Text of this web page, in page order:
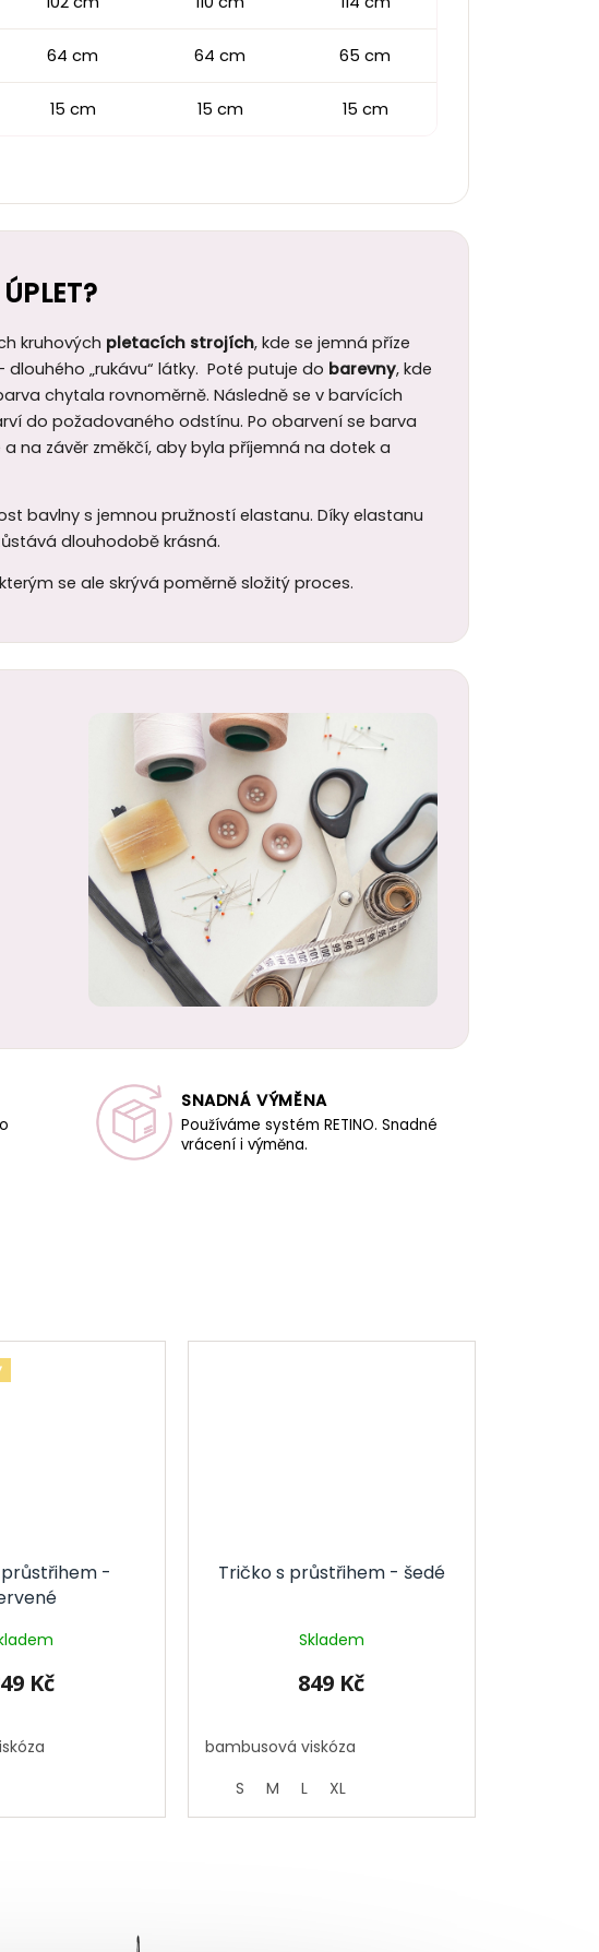
-
Kč
Tričko s průstřihem - šedé
Skladem
849 Kč
bambusová viskóza
S
M L XL
64 cm 64 cm 65 cm
15 cm 15 cm 15 cm
kruhových pletacích strojích, kde se jemná příze
„rukávu“ látky. Poté putuje do barevny, kde
chytala rovnoměrně. Následně se v barvících
do požadovaného odstínu. Po obarvení se barva
a na závěr změkčí, aby byla příjemná na dotek a
bavlny s jemnou pružností elastanu. Díky elastanu
dlouhodobě krásná.
se ale skrývá poměrně složitý proces.
SNADNÁ VÝMĚNA
Používáme systém RETINO. Snadné
vrácení i výměna.